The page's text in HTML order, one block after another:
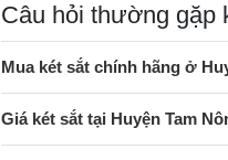
Câu hỏi thường gặp
Mua két sắt chính hãng ở
Giá két sắt tại Huyện Tam